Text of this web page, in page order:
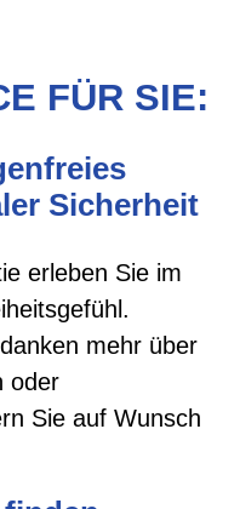
FÜR SIE:
Sicherheit
erleben Sie im
mehr über
oder
Sie auf Wunsch